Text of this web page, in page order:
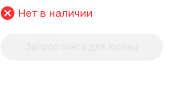
воздуха
Нет в наличии